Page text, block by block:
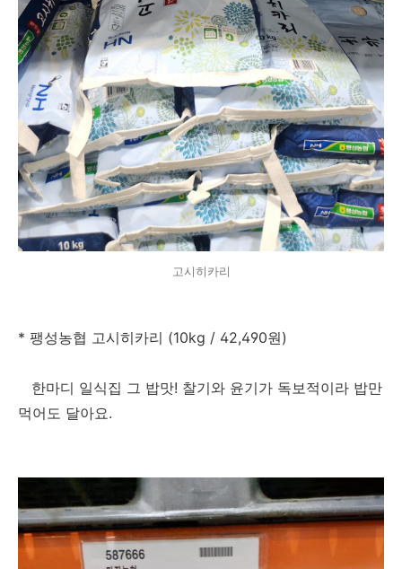
고시히카리
* 팽성농협 고시히카리 (10kg / 42,490원)
한마디 일식집 그 밥맛! 찰기와 윤기가 독보적이라 밥만
먹어도 달아요.